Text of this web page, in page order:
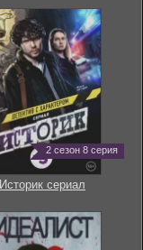
2 сезон 8 серия
Историк сериал